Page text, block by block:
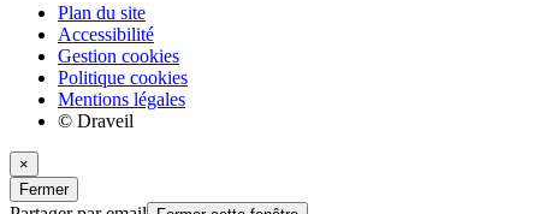
Plan du site
Accessibilité
Gestion cookies
Politique cookies
Mentions légales
© Draveil
×
Fermer